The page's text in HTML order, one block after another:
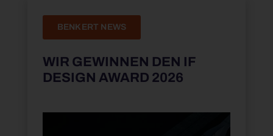
BENKERT NEWS
WIR GEWINNEN DEN IF
DESIGN AWARD 2026